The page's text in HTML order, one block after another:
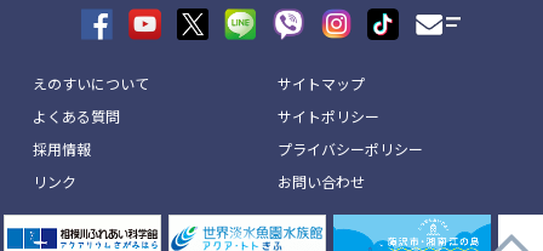
えのすいについて
よくある質問
採用情報
リンク
サイトマップ
サイトポリシー
プライバシーポリシー
お問い合わせ